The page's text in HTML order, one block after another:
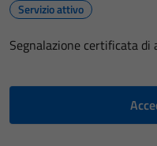
Servizio attivo
Segnalazione certificata di